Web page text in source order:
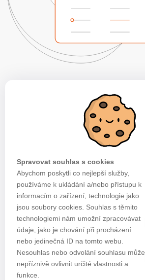
Spravovat souhlas s cookies
Abychom poskytli co nejlepší služby,
používáme k ukládání a/nebo přístupu k
informacím o zařízení, technologie jako
jsou soubory cookies. Souhlas s těmito
technologiemi nám umožní zpracovávat
údaje, jako je chování při procházení
nebo jedinečná ID na tomto webu.
Nesouhlas nebo odvolání souhlasu může
nepříznivě ovlivnit určité vlastnosti a
funkce.